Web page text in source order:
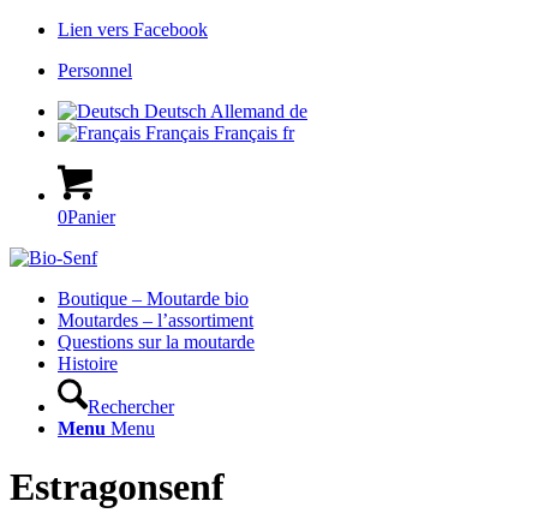
Lien vers Facebook
Personnel
Deutsch Allemand de
Français Français fr
0Panier
Hauptnavigation
Boutique – Moutarde bio
Moutardes – l’assortiment
Questions sur la moutarde
Histoire
Rechercher
Menu Menu
Estragonsenf